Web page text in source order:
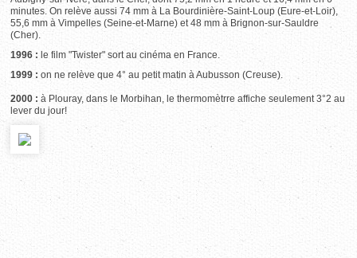
minutes. On relève aussi 74 mm à La Bourdinière-Saint-Loup (Eure-et-Loir),
55,6 mm à Vimpelles (Seine-et-Marne) et 48 mm à Brignon-sur-Sauldre
(Cher).
1996 : le film "Twister" sort au cinéma en France.
1999 : on ne relève que 4° au petit matin à Aubusson (Creuse).
2000 : à Plouray, dans le Morbihan, le thermomètrre affiche seulement 3°2 au
lever du jour!